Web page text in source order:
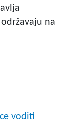
na
voditi